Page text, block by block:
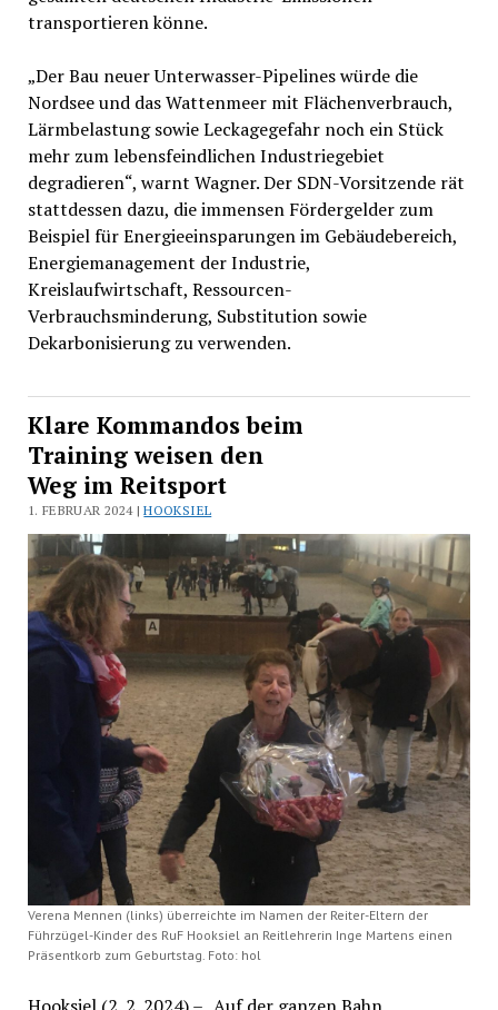
transportieren könne.
„Der Bau neuer Unterwasser-Pipelines würde die
Nordsee und das Wattenmeer mit Flächenverbrauch,
Lärmbelastung sowie Leckagegefahr noch ein Stück
mehr zum lebensfeindlichen Industriegebiet
degradieren“, warnt Wagner. Der SDN-Vorsitzende rät
stattdessen dazu, die immensen Fördergelder zum
Beispiel für Energieeinsparungen im Gebäudebereich,
Energiemanagement der Industrie,
Kreislaufwirtschaft, Ressourcen-
Verbrauchsminderung, Substitution sowie
Dekarbonisierung zu verwenden.
Klare Kommandos beim
Training weisen den
Weg im Reitsport
1. FEBRUAR 2024 |HOOKSIEL
Verena Mennen (links) überreichte im Namen der Reiter-Eltern der
Führzügel-Kinder des RuF Hooksiel an Reitlehrerin Inge Martens einen
Präsentkorb zum Geburtstag. Foto: hol